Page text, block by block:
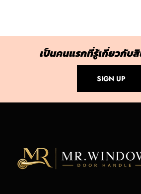
เป็นคนแรกที่รู้เกี่ยวกับสิ
SIGN UP